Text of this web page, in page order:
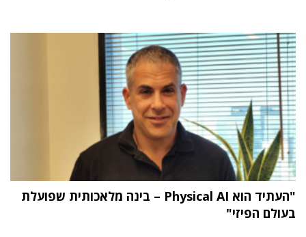
"העתיד הוא Physical AI – בינה מלאכותית שפועלת
בעולם הפיזי"